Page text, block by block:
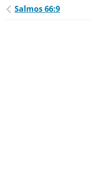
Salmos 66:9